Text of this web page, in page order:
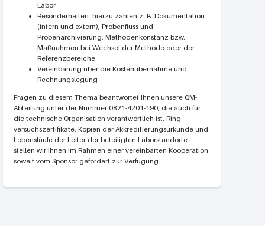
Labor
Besonderheiten: hierzu zählen z. B. Dokumentation
(intern und extern), Probenfluss und
Probenarchivierung, Methodenkonstanz bzw.
Maßnahmen bei Wechsel der Methode oder der
Referenzbereiche
Vereinbarung über die Kostenübernahme und
Rechnungslegung
Fragen zu diesem Thema beantwortet Ihnen unsere QM-
Abteilung unter der Nummer 0821-4201-190, die auch für
die technische Organisation verantwortlich ist. Ring­
versuchs­zertifikate, Kopien der Akkreditierungsurkunde und
Lebensläufe der Leiter der beteiligten Laborstandorte
stellen wir Ihnen im Rahmen einer vereinbarten Kooperation
soweit vom Sponsor gefordert zur Verfügung.